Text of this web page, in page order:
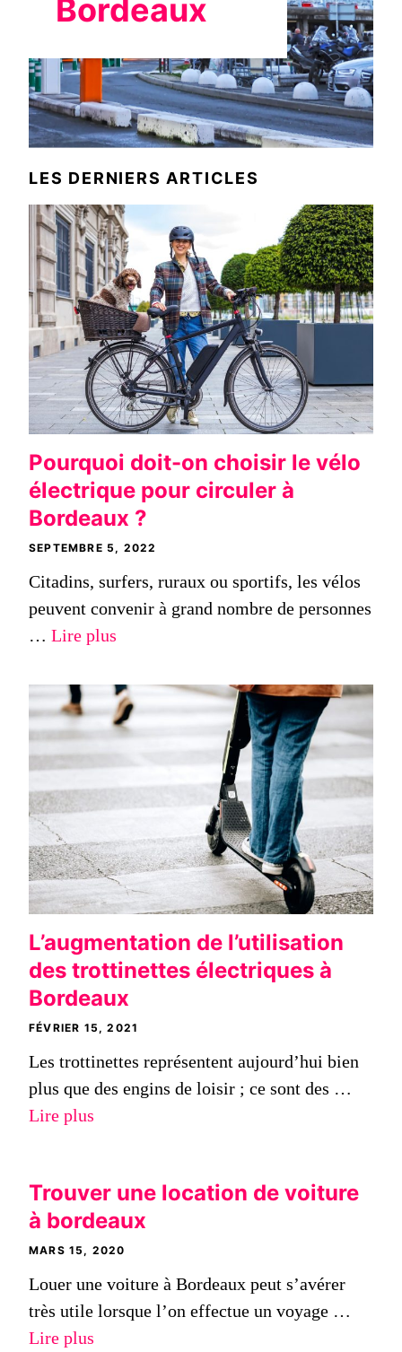
Bordeaux
LES DERNIERS ARTICLES
Pourquoi doit-on choisir le vélo
électrique pour circuler à
Bordeaux ?
SEPTEMBRE 5, 2022
Citadins, surfers, ruraux ou sportifs, les vélos
peuvent convenir à grand nombre de personnes
… Lire plus
L’augmentation de l’utilisation
des trottinettes électriques à
Bordeaux
FÉVRIER 15, 2021
Les trottinettes représentent aujourd’hui bien
plus que des engins de loisir ; ce sont des …
Lire plus
Trouver une location de voiture
à bordeaux
MARS 15, 2020
Louer une voiture à Bordeaux peut s’avérer
très utile lorsque l’on effectue un voyage …
Lire plus